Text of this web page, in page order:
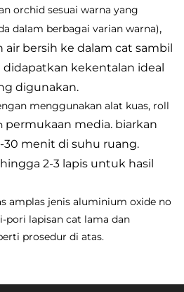
orchid sesuai warna yang
dalam berbagai varian warna),
bersih ke dalam cat sambil
kekentalan ideal
digunakan.
menggunakan alat kuas, roll
permukaan media. biarkan
menit di suhu ruang.
2-3 lapis untuk hasil
amplas jenis aluminium oxide no
lapisan cat lama dan
prosedur di atas.